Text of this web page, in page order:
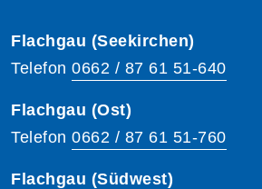
Flachgau (Seekirchen)
Telefon 0662 / 87 61 51-640
Flachgau (Ost)
Telefon 0662 / 87 61 51-760
Flachgau (Südwest)